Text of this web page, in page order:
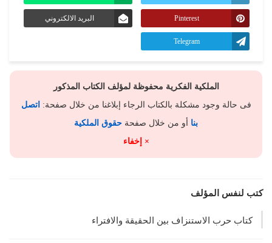
Pinterest البريد الالكتروني
Telegram
الملكية الفكرية محفوظة لمؤلف الكتاب المذكور
فى حالة وجود مشكلة بالكتاب الرجاء إبلاغنا من خلال صفحة: اتصل
بنا أو من خلال صفحة حقوق الملكية
× إخفاء
كتب لنفس المؤلف
كتاب حرب الاستنزاف بين الحقيقة والافتراء